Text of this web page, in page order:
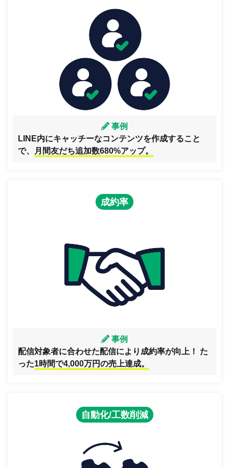
事例
LINE内にキャッチーなコンテンツを作成すること
で、
月間友だち追加数680%アップ。
成約率
事例
配信対象者に合わせた配信により成約率が向上！ た
った1時間で4,000万円の売上達成。
自動化/工数削減